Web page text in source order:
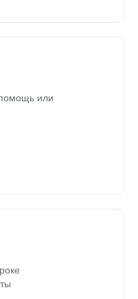
или